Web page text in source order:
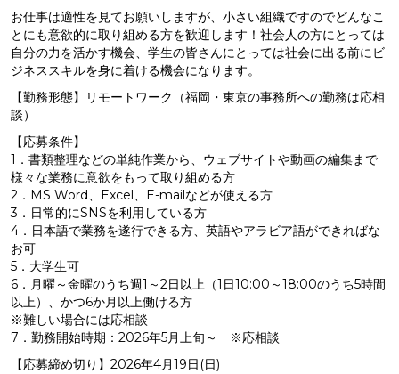
お仕事は適性を見てお願いしますが、小さい組織ですのでどんなこ
とにも意欲的に取り組める方を歓迎します！社会人の方にとっては
自分の力を活かす機会、学生の皆さんにとっては社会に出る前にビ
ジネススキルを身に着ける機会になります。
【勤務形態】リモートワーク（福岡・東京の事務所への勤務は応相
談）
【応募条件】
1．書類整理などの単純作業から、ウェブサイトや動画の編集まで
様々な業務に意欲をもって取り組める方
2．MS Word、Excel、E-mailなどが使える方
3．日常的にSNSを利用している方
4．日本語で業務を遂行できる方、英語やアラビア語ができればな
お可
5．大学生可
6．月曜～金曜のうち週1～2日以上（1日10:00～18:00のうち5時間
以上）、かつ6か月以上働ける方
※難しい場合には応相談
7 ．勤務開始時期： 2026年5月上旬～ ※応相談
【応募締め切り】 2026年4月19日 (日)